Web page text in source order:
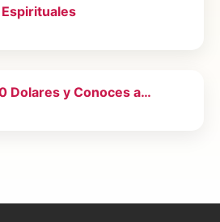
Espirituales
Dolares y Conoces a…